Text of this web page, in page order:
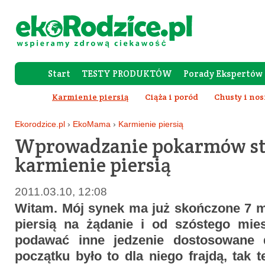
Start TESTY PRODUKTÓW Porady Ekspertów
Forum
Karmienie piersią Ciąża i poród Chusty i
Ekorodzice.pl › EkoMama › Karmienie piersią
Wprowadzanie pokarmów
karmienie piersią
2011.03.10, 12:08
Witam. Mój synek ma już skończone 7
piersią na żądanie i od szóstego
podawać inne jedzenie
początku było to dla niego frajdą, tak